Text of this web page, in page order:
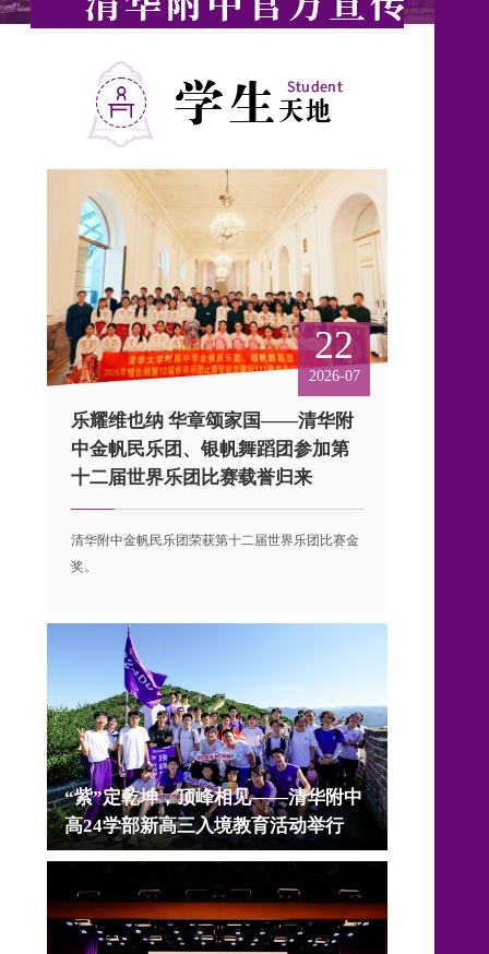
22
2026-07
乐耀维也纳 华章颂家国——清华附
中金帆民乐团、银帆舞蹈团参加第
十二届世界乐团比赛载誉归来
清华附中金帆民乐团荣获第十二届世界乐团比赛金
奖。
“紫”定乾坤，顶峰相见——清华附中
高24学部新高三入境教育活动举行